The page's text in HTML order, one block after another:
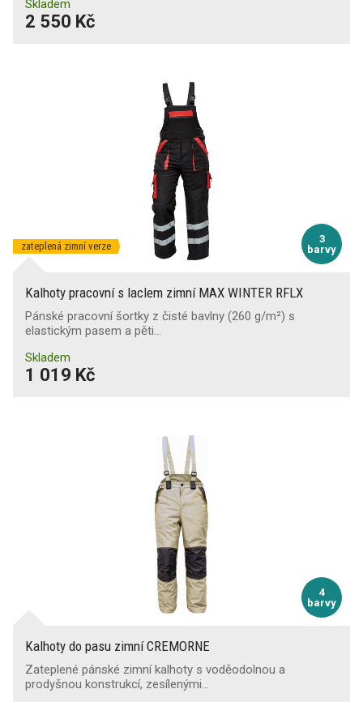
Skladem
2 550 Kč
3
barvy
zateplená zimní verze
Kalhoty pracovní s laclem zimní MAX WINTER RFLX
Pánské pracovní šortky z čisté bavlny (260 g/m²) s
elastickým pasem a pěti…
Skladem
1 019 Kč
4
barvy
Kalhoty do pasu zimní CREMORNE
Zateplené pánské zimní kalhoty s voděodolnou a
prodyšnou konstrukcí, zesílenými…